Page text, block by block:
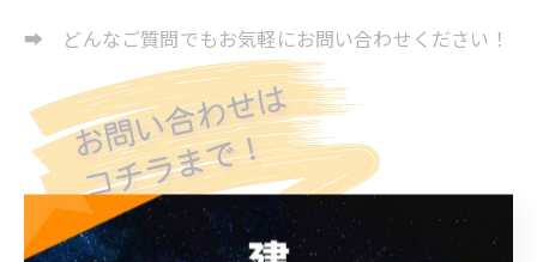
➡ どんなご質問でもお気軽にお問い合わせください！